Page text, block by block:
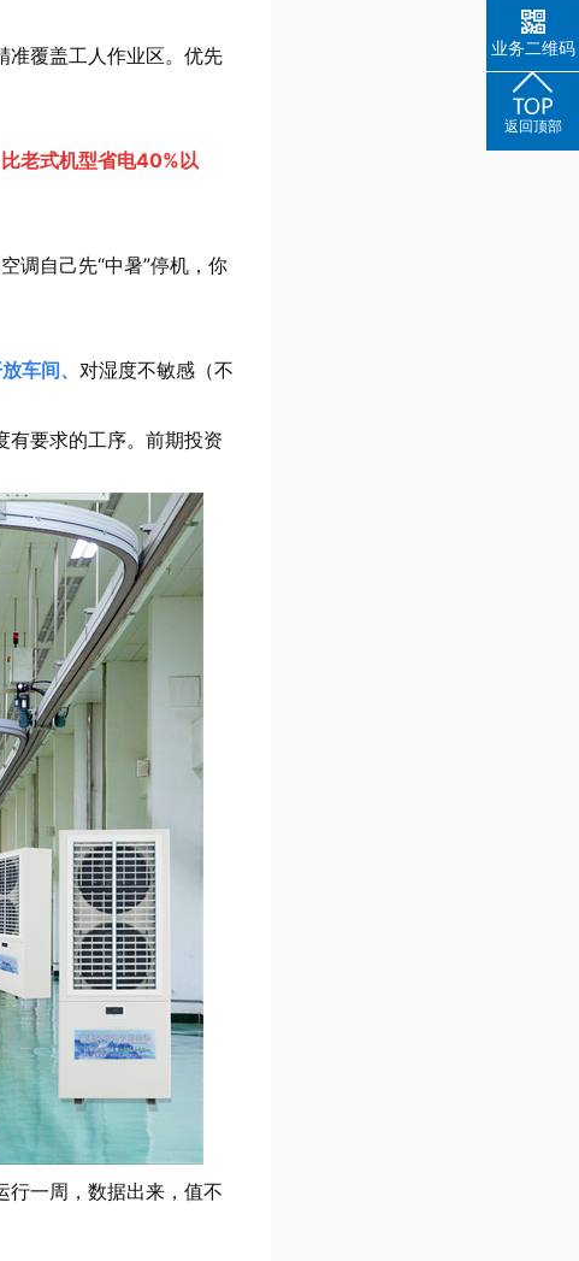
准覆盖工人作业区。优先
比老式机型省电40%以
调自己先“中暑”停机，你
车间、 对湿度不敏感（不
有要求的工序。前期投资
行一周，数据出来，值不
业务二维码
返回顶部